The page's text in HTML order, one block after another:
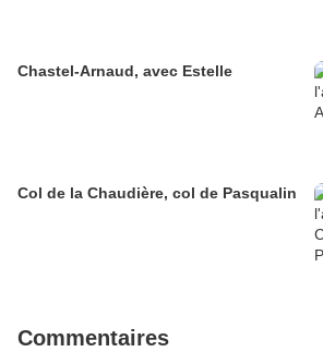
Chastel-Arnaud, avec Estelle
Col de la Chaudière, col de Pasqualin
Commentaires